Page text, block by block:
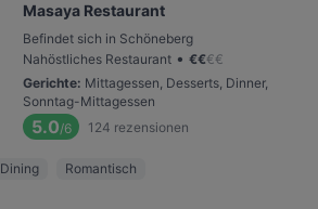
Masaya Restaurant
Befindet sich in Schöneberg
Nahöstliches Restaurant • €€€€
Gerichte: Mittagessen, Desserts, Dinner,
Sonntag-Mittagessen
5.0/6 124 rezensionen
Romantisch